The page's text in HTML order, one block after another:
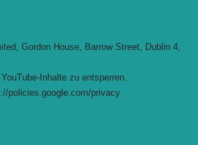
Gordon House, Barrow Street, Dublin 4,
Inhalte zu entsperren.
policies.google.com/privacy